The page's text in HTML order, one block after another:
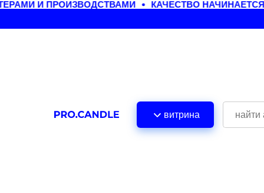
И ПРОИЗВОДСТВАМИ КАЧЕСТВО НАЧИНАЕТСЯ С
витрина